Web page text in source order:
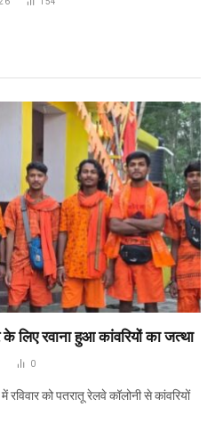
लिए रवाना हुआ कांवरियों का जत्था
0
रविवार को पतरातू रेलवे कॉलोनी से कांवरियों